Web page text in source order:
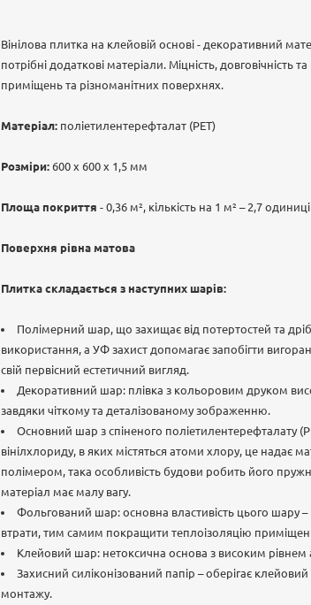
Вінілова плитка на клейовій основі - декоративний
потрібні додаткові матеріали. Міцність, довговічність
приміщень та різноманітних поверхнях.
Матеріал: поліетилентерефталат (PET)
Розміри: 600 х 600 х 1,5 мм
Площа покриття - 0,36 м², кількість на 1 м² – 2,7 одиниці
Поверхня рівна матова
Плитка складається з наступних шарів:
Полімерний шар, що захищає від потертостей та
використання, а УФ захист допомагає запобігти
свій первісний естетичний вигляд.
Декоративний шар: плівка з кольоровим друком
завдяки чіткому та деталізованому зображенню.
Основний шар з спіненого поліетилентерефталату
вінілхлориду, в яких містяться атоми хлору, це надає
полімером, така особливість будови робить його
матеріал має малу вагу.
Фольгований шар: основна властивість цього шару
втрати, тим самим покращити теплоізоляцію
Клейовий шар: нетоксична основа з високим рівнем
Захисний силіконізований папір – оберігає
монтажу.